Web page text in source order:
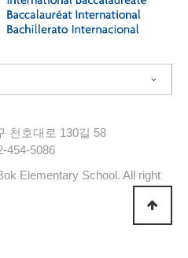
천호대로 130길 58
454-5086
Elementary School. All right